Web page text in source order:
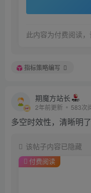
此内容为付费阅读
指标策略编写
期魔方站长
2年前更新 583次
多空时效性，清晰明
该帖子内容已隐藏
付费阅读